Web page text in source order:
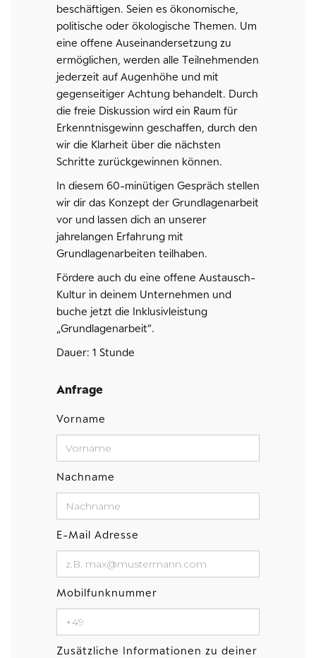
beschäftigen. Seien es ökonomische,
politische oder ökologische Themen. Um
eine offene Auseinandersetzung zu
ermöglichen, werden alle Teilnehmenden
jederzeit auf Augenhöhe und mit
gegenseitiger Achtung behandelt. Durch
die freie Diskussion wird ein Raum für
Erkenntnisgewinn geschaffen, durch den
wir die Klarheit über die nächsten
Schritte zurückgewinnen können.
In diesem 60-minütigen Gespräch stellen
wir dir das Konzept der Grundlagenarbeit
vor und lassen dich an unserer
jahrelangen Erfahrung mit
Grundlagenarbeiten teilhaben.
Fördere auch du eine offene Austausch-
Kultur in deinem Unternehmen und
buche jetzt die Inklusivleistung
„Grundlagenarbeit“.
Dauer: 1 Stunde
Anfrage
Vorname
Nachname
E-Mail Adresse
Mobilfunknummer
Zusätzliche Informationen zu deiner